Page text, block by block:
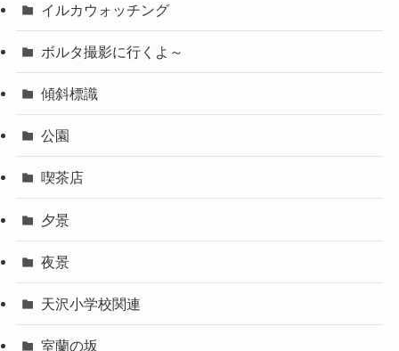
イルカウォッチング
ボルタ撮影に行くよ～
傾斜標識
公園
喫茶店
夕景
夜景
天沢小学校関連
室蘭の坂